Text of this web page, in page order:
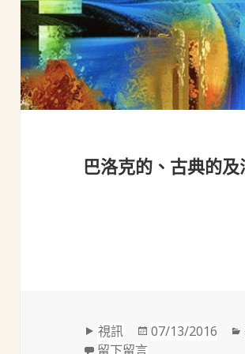
巴洛克的、古典的
格
式
視訊
發
07/13/2016
留下留言在 巴洛克的、古